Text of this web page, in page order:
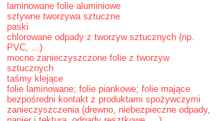
laminowane folie aluminiowe
sztywne tworzywa sztuczne
paski
chlorowane odpady z tworzyw sztucznych (np.
PVC, ...)
mocno zanieczyszczone folie z tworzyw
sztucznych
taśmy klejące
folie laminowane; folie piankowe; folie mające
bezpośredni kontakt z produktami spożywczymi
zanieczyszczenia (drewno, niebezpieczne odpady,